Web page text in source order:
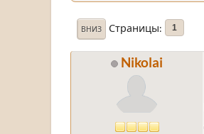
ВНИЗ Страницы 1
Nikolai